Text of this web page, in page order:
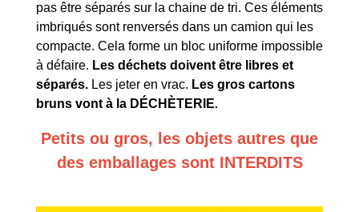
pas être séparés sur la chaine de tri. Ces éléments
imbriqués sont renversés dans un camion qui les
compacte. Cela forme un bloc uniforme impossible
à défaire. Les déchets doivent être libres et
séparés. Les jeter en vrac. Les gros cartons
bruns vont à la DÉCHÈTERIE.
Petits ou gros, les objets autres que
des emballages sont INTERDITS